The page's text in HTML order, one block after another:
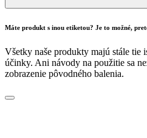
Máte produkt s inou etiketou? Je to možné,
Všetky naše produkty majú stále tie
účinky. Ani návody na použitie sa
zobrazenie pôvodného balenia.